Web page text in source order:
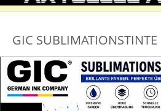
GIC SUBLIMATIONSTINTE